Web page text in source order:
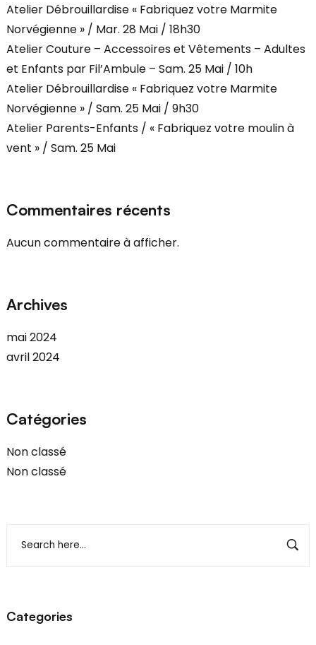
Atelier Débrouillardise « Fabriquez votre Marmite
Norvégienne » / Mar. 28 Mai / 18h30
Atelier Couture – Accessoires et Vêtements – Adultes
et Enfants par Fil’Ambule – Sam. 25 Mai / 10h
Atelier Débrouillardise « Fabriquez votre Marmite
Norvégienne » / Sam. 25 Mai / 9h30
Atelier Parents-Enfants / « Fabriquez votre moulin à
vent » / Sam. 25 Mai
Commentaires récents
Aucun commentaire à afficher.
Archives
mai 2024
avril 2024
Catégories
Non classé
Non classé
Categories